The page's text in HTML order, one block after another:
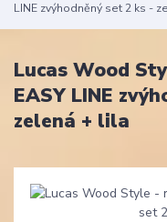
LINE zvýhodněný set 2 ks -
Lucas Wood
EASY LINE
zelená + lila